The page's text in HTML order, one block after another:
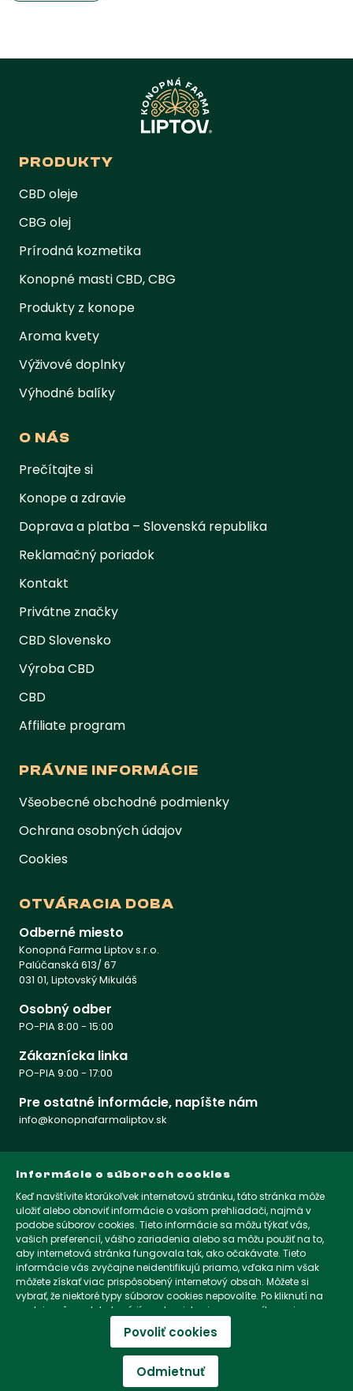
PRODUKTY
CBD oleje
CBG olej
Prírodná kozmetika
Konopné masti CBD, CBG
Produkty z konope
Aroma kvety
Výživové doplnky
Výhodné balíky
O NÁS
Prečítajte si
Konope a zdravie
Doprava a platba – Slovenská republika
Reklamačný poriadok
Kontakt
Privátne značky
CBD Slovensko
Výroba CBD
CBD
Affiliate program
PRÁVNE INFORMÁCIE
Všeobecné obchodné podmienky
Ochrana osobných údajov
Cookies
OTVÁRACIA DOBA
Odberné miesto
Konopná Farma Liptov s.r.o.
Palúčanská 613/ 67
031 01, Liptovský Mikuláš
Osobný odber
PO-PIA 8:00 - 15:00
Zákaznícka linka
PO-PIA 9:00 - 17:00
Pre ostatné informácie, napíšte nám
info@konopnafarmaliptov.sk
PRIHLÁSTE SA DO NEWSLETTRA
Získate najčerstvejšie informácie a rovnako získate zľavu 5%
na prvý nákup
KONOPNAFARMALIPTOV.SK
KONOPNAFARMALIPTOV.CZ
KONOPNAFARMALIPTOV.COM
Informácie o súboroch cookies
Keď navštívite ktorúkoľvek internetovú stránku, táto stránka môže
uložiť alebo obnoviť informácie o vašom prehliadači, najmä v
podobe súborov cookies. Tieto informácie sa môžu týkať vás,
vašich preferencií, vášho zariadenia alebo sa môžu použiť na to,
aby internetová stránka fungovala tak, ako očakávate. Tieto
informácie vás zvyčajne neidentifikujú priamo, vďaka nim však
môžete získať viac prispôsobený internetový obsah. Môžete si
vybrať, že niektoré typy súborov cookies nepovolíte. Po kliknutí na
nadpisy rôznych kategórií sa dozviete viac a zmeníte svoje
predvolené nastavenia. Mali by ste však vedieť, že blokovanie
niektorých súborov cookies môže ovplyvniť vašu skúsenosť so
stránkou a služby, ktoré vám môžeme ponúknuť.
Odmietnuť
Povoliť cookies